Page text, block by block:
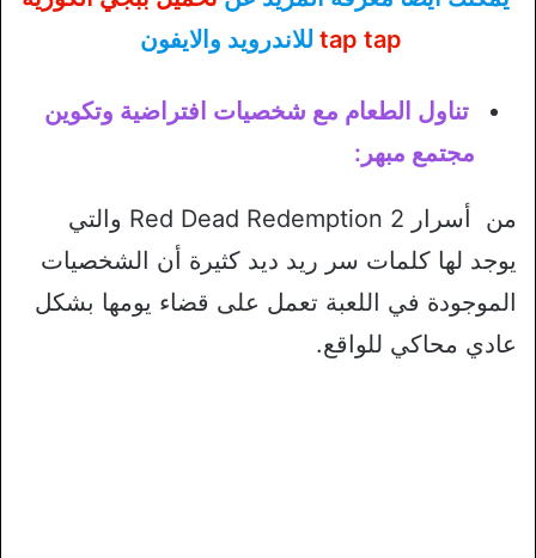
tap tap للاندرويد والايفون
تناول الطعام مع شخصيات افتراضية وتكوين
مجتمع مبهر:
من أسرار Red Dead Redemption 2 والتي
يوجد لها كلمات سر ريد ديد كثيرة أن الشخصيات
الموجودة في اللعبة تعمل على قضاء يومها بشكل
عادي محاكي للواقع.